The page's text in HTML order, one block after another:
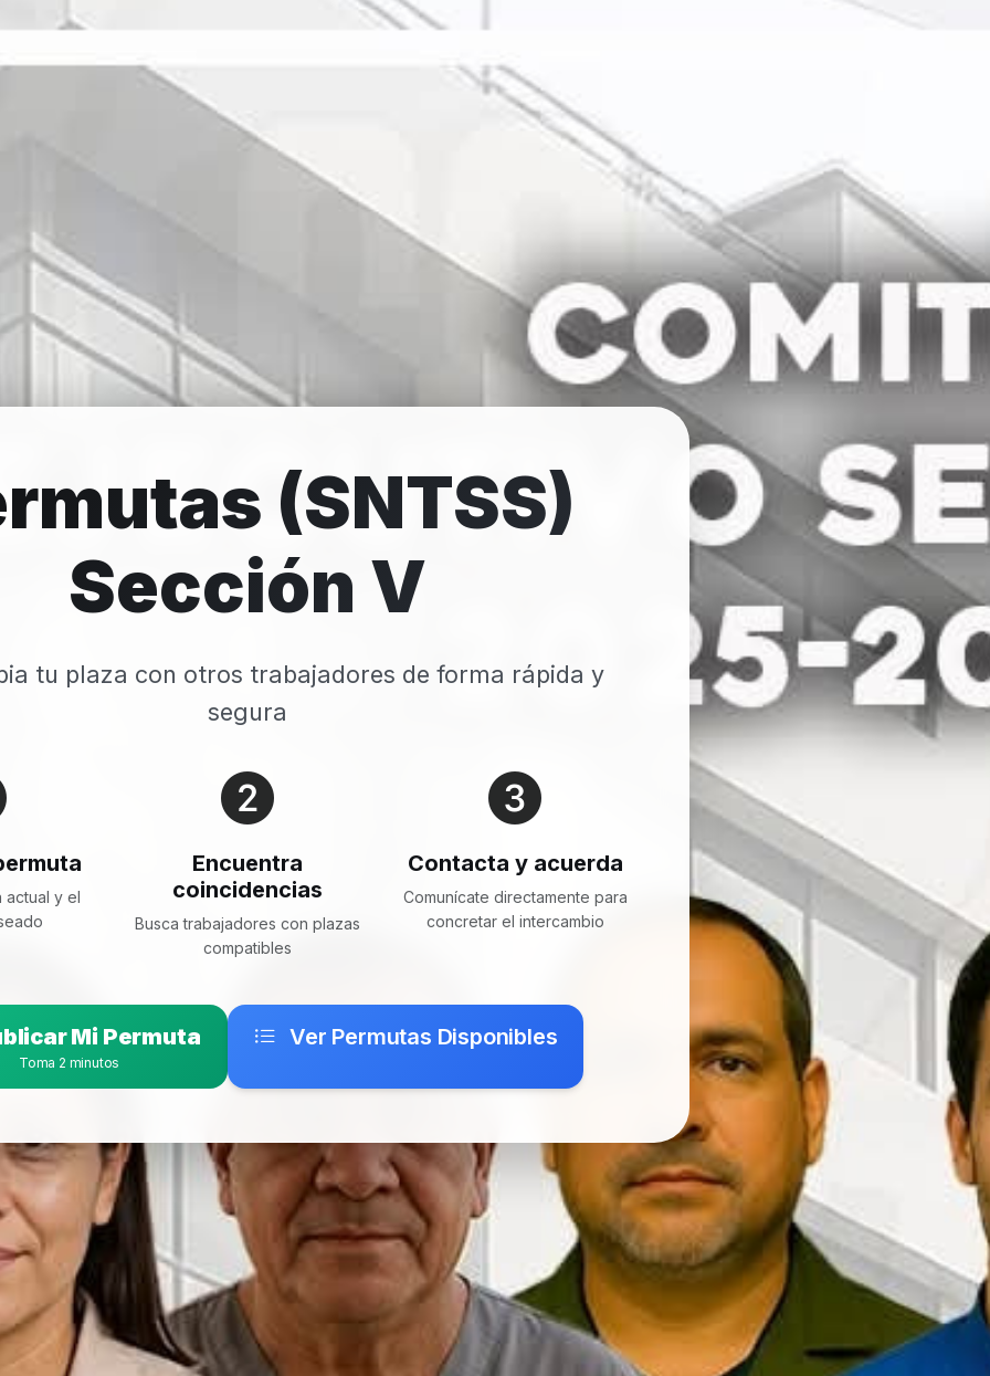
(SNTSS)
Sección V
tu plaza con otros trabajadores de forma rápida y
segura
actual y el
Encuentra
coincidencias
Busca trabajadores con plazas
compatibles
Contacta y acuerda
Comunícate directamente para
concretar el intercambio
Mi Permuta
Toma 2 minutos
Ver Permutas Disponibles